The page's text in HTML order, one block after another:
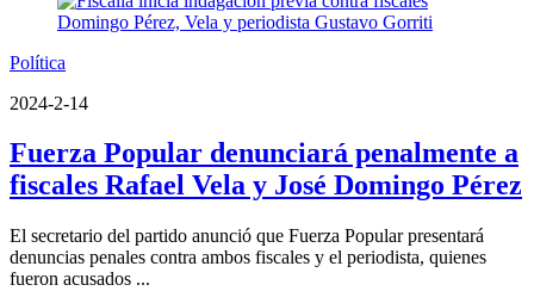
Política
2024-2-14
Fuerza Popular denunciará penalmente a
fiscales Rafael Vela y José Domingo Pérez
El secretario del partido anunció que Fuerza Popular presentará
denuncias penales contra ambos fiscales y el periodista, quienes
fueron acusados ...